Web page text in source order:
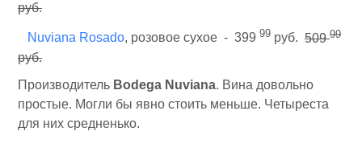
руб.
Nuviana Rosado, розовое сухое - 399 99 руб. 50999
руб.
Производитель Bodega Nuviana. Вина довольно
простые. Могли бы явно стоить меньше. Четыреста
для них средненько.